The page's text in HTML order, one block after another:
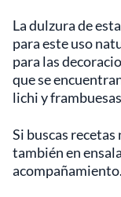
La dulzura de
para este uso
para las
que se
lichi y
Si buscas
también en
acompañamiento.